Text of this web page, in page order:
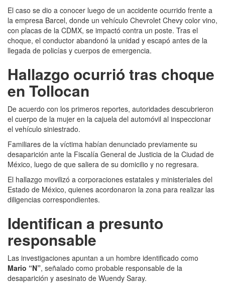
El caso se dio a conocer luego de un accidente ocurrido frente a
la empresa Barcel, donde un vehículo Chevrolet Chevy color vino,
con placas de la CDMX, se impactó contra un poste. Tras el
choque, el conductor abandonó la unidad y escapó antes de la
llegada de policías y cuerpos de emergencia.
Hallazgo ocurrió tras choque
en Tollocan
De acuerdo con los primeros reportes, autoridades descubrieron
el cuerpo de la mujer en la cajuela del automóvil al inspeccionar
el vehículo siniestrado.
Familiares de la víctima habían denunciado previamente su
desaparición ante la Fiscalía General de Justicia de la Ciudad de
México, luego de que saliera de su domicilio y no regresara.
El hallazgo movilizó a corporaciones estatales y ministeriales del
Estado de México, quienes acordonaron la zona para realizar las
diligencias correspondientes.
Identifican a presunto
responsable
Las investigaciones apuntan a un hombre identificado como
Mario “N”, señalado como probable responsable de la
desaparición y asesinato de Wuendy Saray.